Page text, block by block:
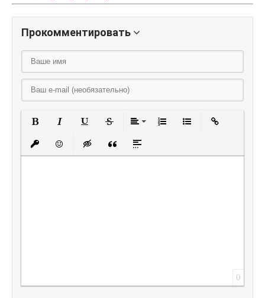
Прокомментировать
Вставить защищенную ссылку
Вставить смайлик
Вставка скрытого текста
Вставка цитаты
Вставка спойлера
0